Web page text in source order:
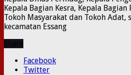
Kepala Bagian Kesra, Kepala
Tokoh Masyarakat dan Tokoh Adat,
kecamatan Essang
Facebook
Twitter